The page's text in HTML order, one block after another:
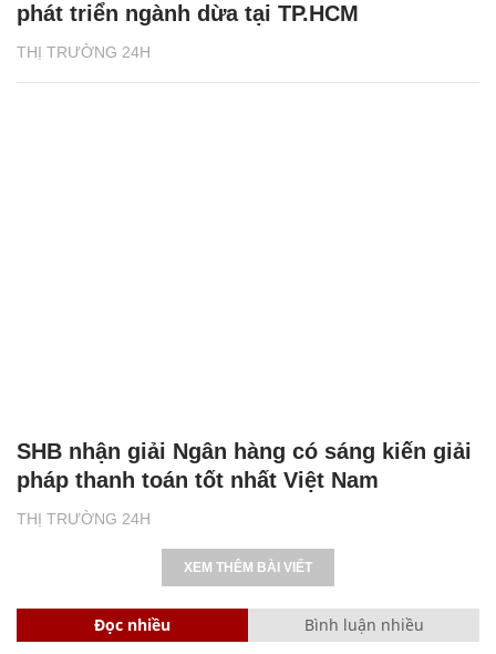
THỊ TRƯỜNG 24H
phát triển ngành dừa tại TP.HCM
THỊ TRƯỜNG 24H
SHB nhận giải Ngân hàng có sáng kiến giải
pháp thanh toán tốt nhất Việt Nam
XEM THÊM BÀI VIẾT
Đọc nhiều Bình luận nhiều